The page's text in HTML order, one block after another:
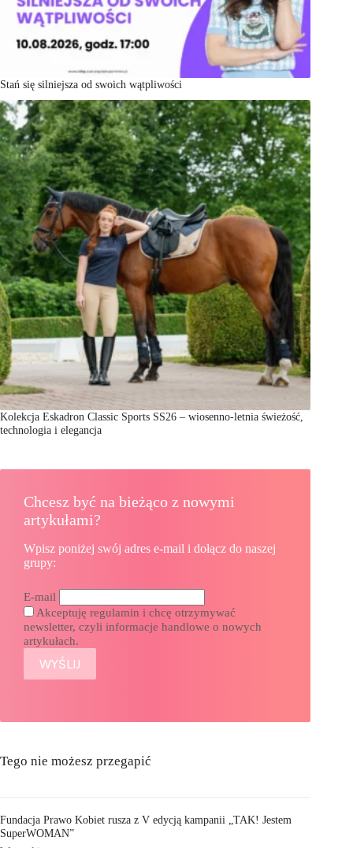
Stań się silniejsza od swoich wątpliwości
Kolekcja Eskadron Classic Sports SS26 – wiosenno-letnia świeżość,
technologia i elegancja
Chcesz być na bieżąco z nowymi
artykułami?
Wpisz poniżej swój adres e-mail i dołącz do naszej
grupy:
E-mail
Akceptuję regulamin i chcę otrzymywać
newsletter, czyli informacje handlowe o nowych
artykułach.
Tego nie możesz przegapić
Fundacja Prawo Kobiet rusza z V edycją kampanii „TAK! Jestem
SuperWOMAN”